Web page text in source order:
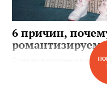
6 причин,
романтизируем
О чем вы вспоминаете в
десятилетии? Аварию на
Фонды? «Тетрис» или Тэтчер?